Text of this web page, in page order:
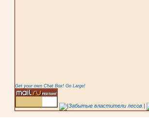
Get your own Chat Box! Go Large!